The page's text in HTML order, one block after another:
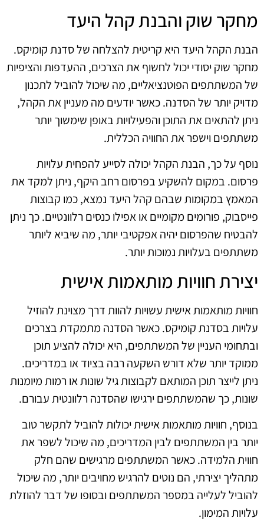
מחקר שוק והבנת קהל היעד
הבנת הקהל היעד היא קריטית להצלחה של סדנת קומיקס.
מחקר שוק יסודי יכול לחשוף את הצרכים, ההעדפות והציפיות
של המשתתפים הפוטנציאליים, מה שיכול להוביל לתכנון
מדויק יותר של הסדנה. כאשר יודעים מה מעניין את הקהל,
ניתן להתאים את התוכן והפעילויות באופן שימשוך יותר
משתתפים וישפר את החוויה הכללית.
נוסף על כך, הבנת הקהל יכולה לסייע להפחית עלויות
פרסום. במקום להשקיע בפרסום רחב היקף, ניתן למקד את
המאמץ במקומות שבהם קהל היעד נמצא, כמו קבוצות
פייסבוק, פורומים מקומיים או אפילו כנסים רלוונטיים. כך ניתן
להבטיח שהפרסום יהיה אפקטיבי יותר, מה שיביא ליותר
משתתפים בעלויות נמוכות יותר.
יצירת חוויות מותאמות אישית
חוויות מותאמות אישית עשויות להוות דרך מצוינת להוזיל
עלויות בסדנת קומיקס. כאשר הסדנה מתמקדת בצרכים
ובתחומי העניין של המשתתפים, היא יכולה להציע תוכן
ממוקד יותר שלא דורש השקעה רבה בציוד או במדריכים.
ניתן לייצר תוכן המותאם לקבוצות גיל שונות או רמות מיומנות
שונות, כך שהמשתתפים ירגישו שהסדנה רלוונטית עבורם.
בנוסף, חוויות מותאמות אישית יכולות להוביל לתקשר טוב
יותר בין המשתתפים לבין המדריכים, מה שיכול לשפר את
חווית הלמידה. כאשר המשתתפים מרגישים שהם חלק
מתהליך יצירתי, הם נוטים להרגיש מחויבים יותר, מה שיכול
להוביל לעלייה במספר המשתתפים ובסופו של דבר להוזלת
עלויות המימון.